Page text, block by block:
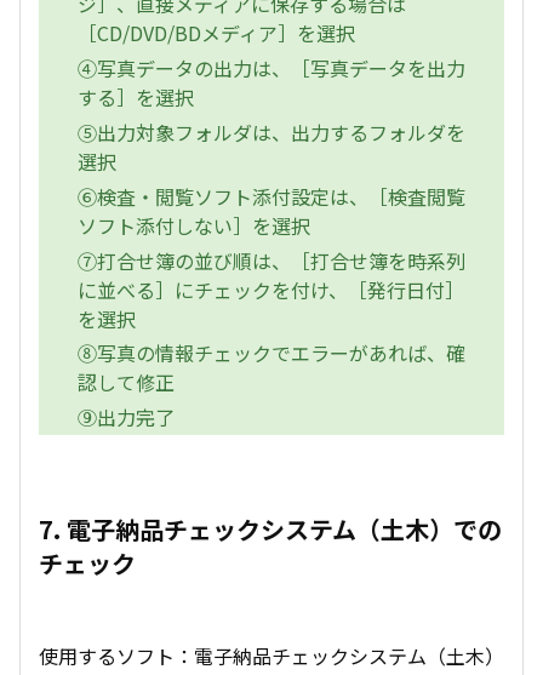
［CD/DVD/BDメディア］を選択
④写真データの出力は、［写真データを出力
する］を選択
⑤出力対象フォルダは、出力するフォルダを
選択
⑥検査・閲覧ソフト添付設定は、［検査閲覧
ソフト添付しない］を選択
⑦打合せ簿の並び順は、［打合せ簿を時系列
に並べる］にチェックを付け、［発行日付］
を選択
⑧写真の情報チェックでエラーがあれば、確
認して修正
⑨出力完了
7. 電子納品チェックシステム（土木）での
チェック
使用するソフト：電子納品チェックシステム（土木）